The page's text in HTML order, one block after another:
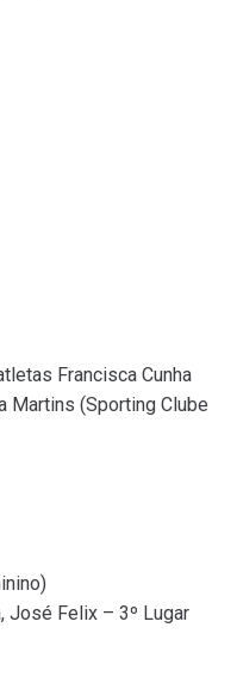
Francisca Cunha
Martins (Sporting Clube
José Felix – 3º Lugar